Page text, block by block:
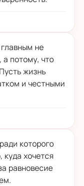
не
а потому, что
жизнь
и честными
которого
куда хочется
равновесие